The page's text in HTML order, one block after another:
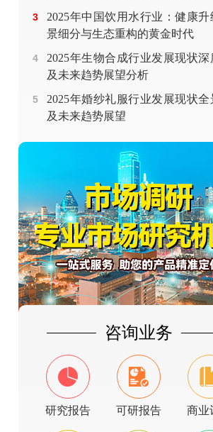
3
2025年中国饮用水行业：健康升
景细分与生态重构的黄金时代
4
2025年生物合成行业发展现状深
及未来趋势展望分析
5
2025年婚纱礼服行业发展现状
及未来趋势展望
咨询业务
研究报告 可研报告 商业